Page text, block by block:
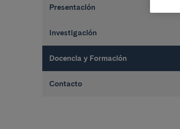
Presentación
Investigación
Docencia y Formación
Contacto